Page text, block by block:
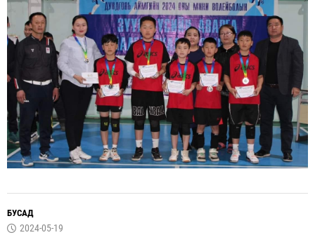
БУСАД
2024-05-19